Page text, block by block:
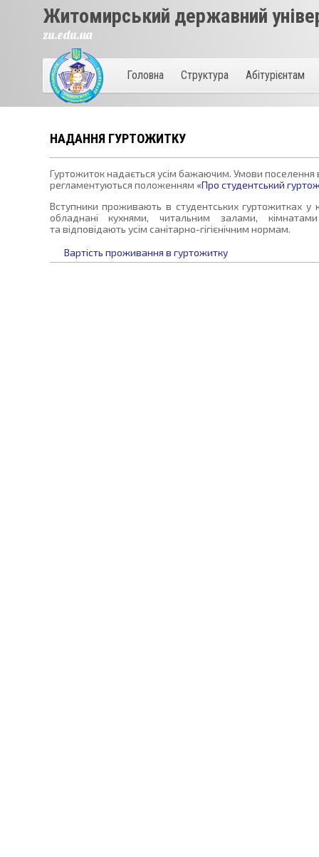
Житомирський державний
zu.edu.ua
Головна Структура Абітурієнтам
НАДАННЯ ГУРТОЖИТКУ
Гуртожиток надається усім бажаючим. Умови поселення
регламентуються положенням «Про студентський
Вступники проживають в студентських гуртожитках у
обладнані кухнями, читальним залами, кімнатами
та відповідають усім санітарно-гігієнічним нормам.
Вартість проживання в гуртожитку